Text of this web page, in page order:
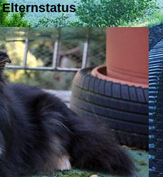
Elternstatus